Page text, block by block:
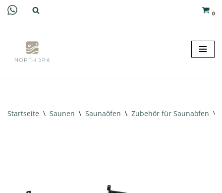
springen
0
Startseite \ Saunen \ Saunaöfen \ Zubehör für Saunaöfen \